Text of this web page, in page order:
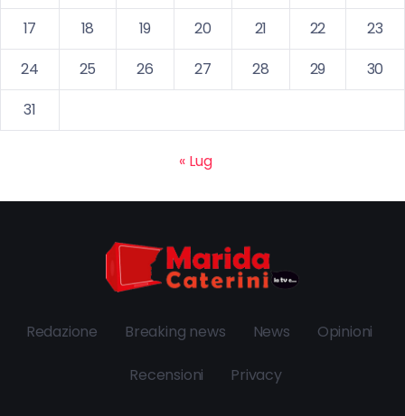
17
18 19 20 21 22
23
24
25 26 27 28 29
30
31
« Lug
Redazione Breaking news News Opinioni
Recensioni Privacy